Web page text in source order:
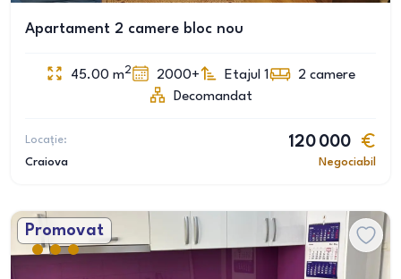
Apartament 2 camere bloc nou
45.00 m2 2000+ Etajul 1 2 camere
Decomandat
Locație:
Craiova
120 000
Negociabil
Promovat